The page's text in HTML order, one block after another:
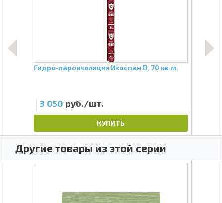
Гидро-пароизоляция Изоспан D, 70 кв.м.
3 050 руб./шт.
КУПИТЬ
Другие товары из этой серии